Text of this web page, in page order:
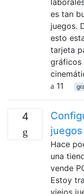
es tan
juegos.
esto
tarjeta
gráficos
11
4
Hace
una
vende
Estoy
viejos